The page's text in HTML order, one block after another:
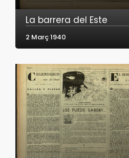
La barrera del Este
2 Març 1940